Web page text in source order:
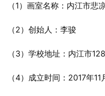
（1）画室名称：内江市悲
（2）创始人：李骏
（3）学校地址：内江市
（4）成立时间：2017年11